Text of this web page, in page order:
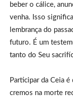
beber o cálice,
venha. Isso
lembrança do
futuro. É um
tanto do Seu
Participar da Ceia
cremos na morte